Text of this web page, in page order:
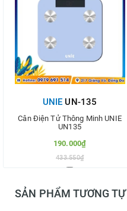
UNIE UN-135
Cân Điện Tử Thông Minh UNIE
UN135
190.000₫
433.550₫
Thêm vào so sánh
SẢN PHẨM TƯƠNG TỰ